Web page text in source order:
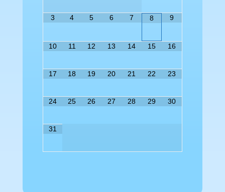
3 4 5 6 7 8 9
10 11 12 13 14 15 16
17 18 19 20 21 22 23
24 25 26 27 28 29 30
31